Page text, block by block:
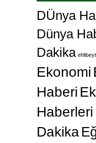
DÜnya
Dünya
Dakika ehlibeyt
Ekonomi
Haberi
Haberleri
Dakika